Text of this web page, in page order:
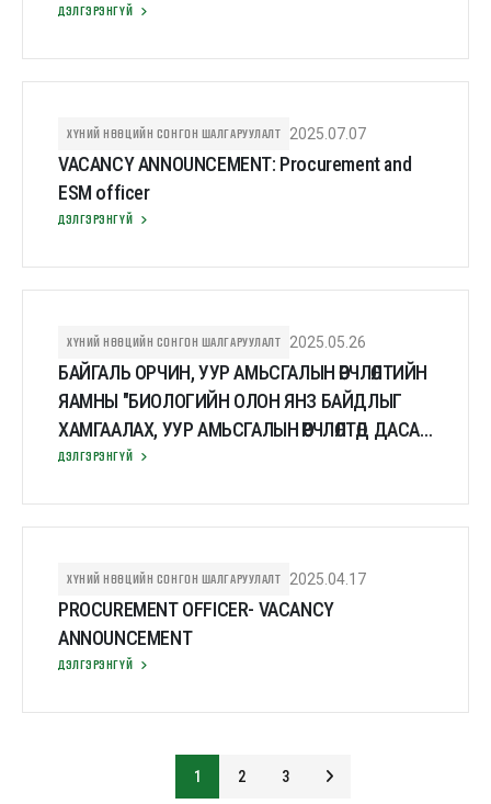
ДЭЛГЭРЭНГҮЙ
ХҮНИЙ НӨӨЦИЙН СОНГОН ШАЛГАРУУЛАЛТ 2025.07.07
VACANCY ANNOUNCEMENT: Procurement and
ESM officer
ДЭЛГЭРЭНГҮЙ
ХҮНИЙ НӨӨЦИЙН СОНГОН ШАЛГАРУУЛАЛТ 2025.05.26
БАЙГАЛЬ ОРЧИН, УУР АМЬСГАЛЫН ӨӨРЧЛӨЛТИЙН
ЯАМНЫ "БИОЛОГИЙН ОЛОН ЯНЗ БАЙДЛЫГ
ХАМГААЛАХ, УУР АМЬСГАЛЫН ӨӨРЧЛӨЛТӨД ДАСАН
ЗОХИЦОХ ТӨСЛИЙН ТӨСӨЛ ХЭРЭГЖҮҮЛЭХ
ДЭЛГЭРЭНГҮЙ
ХҮНИЙ НӨӨЦИЙН СОНГОН ШАЛГАРУУЛАЛТ 2025.04.17
PROCUREMENT OFFICER- VACANCY
ANNOUNCEMENT
ДЭЛГЭРЭНГҮЙ
1 2 3